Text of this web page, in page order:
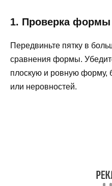
1. Проверка формы
Передвиньте пятку в
сравнения формы.
плоскую и ровную форму,
или неровностей.